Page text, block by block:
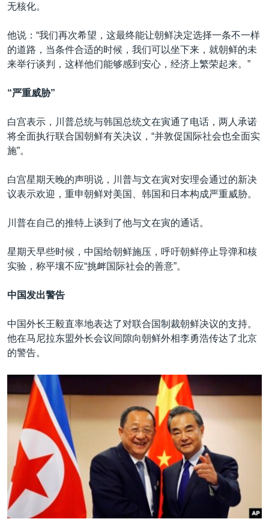
无核化。
他说：“我们再次希望，这最终能让朝鲜决定选择一条不一样
的道路，当条件合适的时候，我们可以坐下来，就朝鲜的未
来举行谈判，这样他们能够感到安心，经济上繁荣起来。”
“严重威胁”
白宫表示，川普总统与韩国总统文在寅通了电话，两人承诺
将全面执行联合国朝鲜有关决议，“并敦促国际社会也全面实
施”。
白宫星期天晚的声明说，川普与文在寅对安理会通过的新决
议表示欢迎，重申朝鲜对美国、韩国和日本构成严重威胁。
川普在自己的推特上谈到了他与文在寅的通话。
星期天早些时候，中国给朝鲜施压，呼吁朝鲜停止导弹和核
实验，称平壤不应“挑衅国际社会的善意”。
中国发出警告
中国外长王毅直率地表达了对联合国制裁朝鲜决议的支持。
他在马尼拉东盟外长会议间隙向朝鲜外相李勇浩传达了北京
的警告。